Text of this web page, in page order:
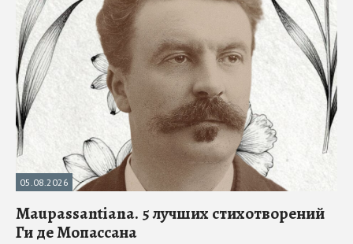
05.08.2026
Maupassantiana. 5 лучших стихотворений
Ги де Мопассана